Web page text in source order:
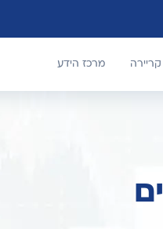
קריירה מרכז הידע